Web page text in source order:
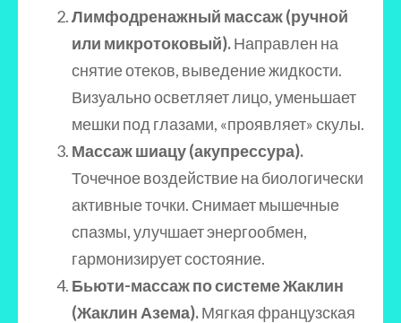
Лимфодренажный массаж (ручной
или микротоковый).Направлен на
снятие отеков, выведение жидкости.
Визуально осветляет лицо, уменьшает
мешки под глазами, «проявляет» скулы.
Массаж шиацу (акупрессура).
Точечное воздействие на биологически
активные точки. Снимает мышечные
спазмы, улучшает энергообмен,
гармонизирует состояние.
Бьюти-массаж по системе Жаклин
(Жаклин Азема).Мягкая французская